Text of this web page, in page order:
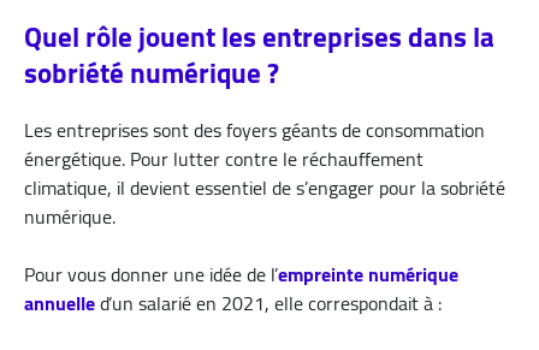
Quel rôle jouent les entreprises dans la
sobriété numérique ?
Les entreprises sont des foyers géants de consommation
énergétique. Pour lutter contre le réchauffement
climatique, il devient essentiel de s’engager pour la sobriété
numérique.
Pour vous donner une idée de l’empreinte numérique
annuelled’un salarié en 2021, elle correspondait à :